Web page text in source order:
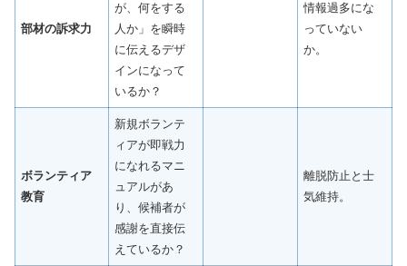
部材の訴求力
が、何をする
人か」を瞬時
に伝えるデザ
インになって
いるか？
情報過多にな
っていない
か。
ボランティア
教育
新規ボランテ
ィアが即戦力
になれるマニ
ュアルがあ
り、候補者が
感謝を直接伝
えているか？
離脱防止と士
気維持。